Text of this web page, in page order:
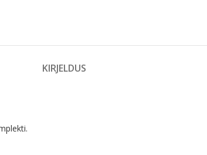
KIRJELDUS